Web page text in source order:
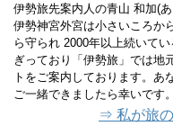
伊勢旅先案内人の青山 和加(
伊勢神宮外宮は小さいころか
ら守られ 2000年以上続いて
ぎっており「伊勢旅」では地
トをご案内しております。あ
ご一緒できましたら幸いです。
⇒ 私が旅